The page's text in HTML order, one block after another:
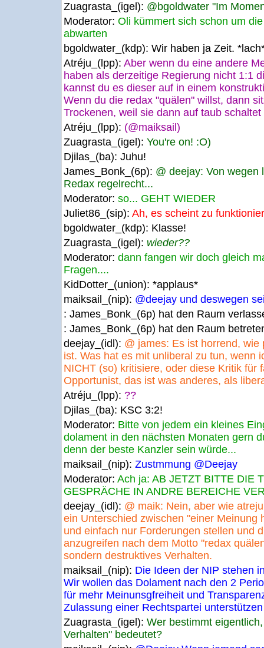
Zuagrasta_(igel): @bgoldwater "Im
Moderator: Oli kümmert sich schon um
abwarten
bgoldwater_(kdp): Wir haben ja Zeit.
Atréju_(lpp): Aber wenn du eine andere
haben als derzeitige Regierung nicht 1:1
kannst du es dieser auf in einem
Wenn du die redax "quälen" willst, dann
Trockenen, weil sie dann auf taub
Atréju_(lpp): (@maiksail)
Zuagrasta_(igel): You're on! :O)
Djilas_(ba): Juhu!
James_Bonk_(6p): @ deejay: Von wegen
Redax regelrecht...
Moderator: so... GEHT WIEDER
Juliet86_(sip): Ah, es scheint zu
bgoldwater_(kdp): Klasse!
Zuagrasta_(igel): wieder??
Moderator: dann fangen wir doch gleich
Fragen....
KidDotter_(union): *applaus*
maiksail_(nip): @deejay und deswegen
: James_Bonk_(6p) hat den Raum
: James_Bonk_(6p) hat den Raum
deejay_(idl): @ james: Es ist horrend,
ist. Was hat es mit unliberal zu tun, wenn
NICHT (so) kritisiere, oder diese Kritik für
Opportunist, das ist was anderes, als
Atréju_(lpp): ??
Djilas_(ba): KSC 3:2!
Moderator: Bitte von jedem ein kleines
dolament in den nächsten Monaten gern
denn der beste Kanzler sein würde...
maiksail_(nip): Zustmmung @Deejay
Moderator: Ach ja: AB JETZT BITTE DIE
GESPRÄCHE IN ANDRE BEREICHE
deejay_(idl): @ maik: Nein, aber wie
ein Unterschied zwischen "einer Meinung
und einfach nur Forderungen stellen und
anzugreifen nach dem Motto "redax
sondern destruktives Verhalten.
maiksail_(nip): Die Ideen der NIP stehen
Wir wollen das Dolament nach den 2
für mehr Meinunsgfreiheit und
Zulassung einer Rechtspartei unterstützen
Zuagrasta_(igel): Wer bestimmt
Verhalten" bedeutet?